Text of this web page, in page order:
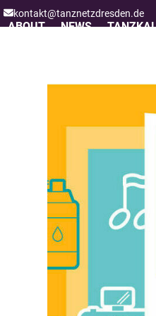
Skip
to
kontakt@tanznetzdresden.de
ABOUT NEWS